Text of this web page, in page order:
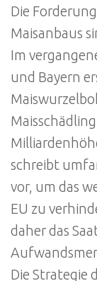
Die
Maisanbaus
Im
und Bayern
schreibt
vor, um das
EU zu
daher das
Die Strategie